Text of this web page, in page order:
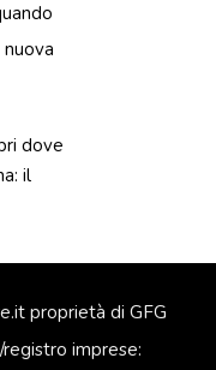
dove
il
proprietà di GFG
imprese: